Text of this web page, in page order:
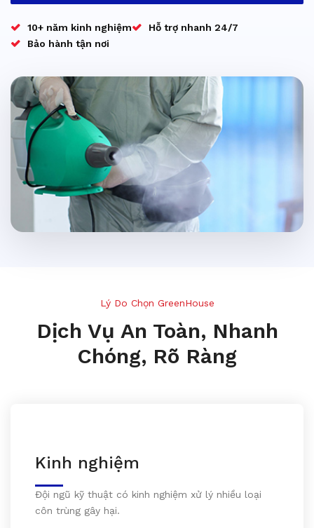
10+ năm kinh nghiệm
Hỗ trợ nhanh 24/7
Bảo hành tận nơi
Lý Do Chọn GreenHouse
Dịch Vụ An Toàn, Nhanh
Chóng, Rõ Ràng
Kinh nghiệm
Đội ngũ kỹ thuật có kinh nghiệm xử lý nhiều loại
côn trùng gây hại.